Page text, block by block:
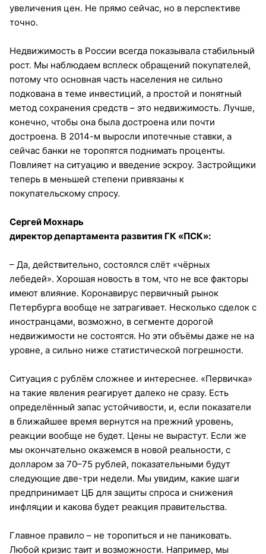
увеличения цен. Не прямо сейчас, но в перспективе
точно.
Недвижимость в России всегда показывала стабильный
рост. Мы наблюдаем всплеск обращений покупателей,
потому что основная часть населения не сильно
подкована в теме инвестиций, а простой и понятный
метод сохранения средств – это недвижимость. Лучше,
конечно, чтобы она была достроена или почти
достроена. В 2014-м выросли ипотечные ставки, а
сейчас банки не торопятся поднимать проценты.
Повлияет на ситуацию и введение эскроу. Застройщики
теперь в меньшей степени привязаны к
покупательскому спросу.
Сергей Мохнарь
директор департамента развития ГК «ПСК»:
– Да, действительно, состоялся слёт «чёрных
лебедей». Хорошая новость в том, что не все факторы
имеют влияние. Коронавирус первичный рынок
Петербурга вообще не затрагивает. Несколько сделок с
иностранцами, возможно, в сегменте дорогой
недвижимости не состоятся. Но эти объёмы даже не на
уровне, а сильно ниже статистической погрешности.
Ситуация с рублём сложнее и интереснее. «Первичка»
на такие явления реагирует далеко не сразу. Есть
определённый запас устойчивости, и, если показатели
в ближайшее время вернутся на прежний уровень,
реакции вообще не будет. Цены не вырастут. Если же
мы окончательно окажемся в новой реальности, с
долларом за 70–75 рублей, показательными будут
следующие две-три недели. Мы увидим, какие шаги
предпринимает ЦБ для защиты спроса и снижения
инфляции и какова будет реакция правительства.
Главное правило – не торопиться и не паниковать.
Любой кризис таит и возможности. Например, мы